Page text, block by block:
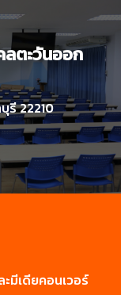
ลตะวันออก
รี 22210
มีเดียคอนเวอร์